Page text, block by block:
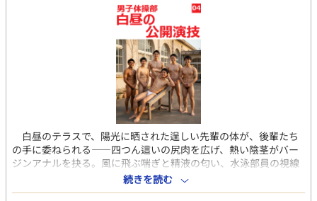
直接的になる。性的嗜好など関係なく、最初にあったはずの戸惑
いはすぐに薄れ、繰り返すほどに快感だけが確かな実感として残
っていく。 刺激は偶然から始まり、やがて選択になり、いつの
間にか習慣へと変わる。スリルは消えず、慣れによってむしろ濃
度を増し、身体は次を当然のように求め始める。講義中の生堀り
中出し、ジムの浴室での3P、大勢の部員たちが利用するロッカー
ルームでの輪姦プレイ。清潔だった時間と空間は甘く湿り、共有
された秘密と感覚が関係を縛りつけていく。躊躇いは薄れ、代わ
りに残るのは、もう戻れないという実感と、欲望に身を委ねる心
地よさだ。 快楽は特別な出来事ではなく、日常の隙間に忍び込
む。視線、距離、沈黙、わずかな接触。その積み重ねが、ノンケ
体育大生の理性を削り、身体を正直にしていく。悦楽を試し、確
かめ、共有し、生活の中に溶かし込んでいく流れが、濃密な空気
とともに連なり、逃げ場のない興奮として残り続ける。 （過激な
描写を含むため、18歳以上の読者に限定） 【「男子体操部シリー
白昼のテラスで、陽光に晒された逞しい先輩の体が、後輩たち
の手に委ねられる――四つん這いの尻肉を広げ、熱い陰茎がバー
ジンアナルを抉る。風に飛ぶ喘ぎと精液の匂い、水泳部員の視線
が背徳を煽る中、公開セックスの悦楽が連鎖する。器械体操部の
絆は、こんな過激な「儀式」で頂点に達する。 新年早々、バイ
続きを読む